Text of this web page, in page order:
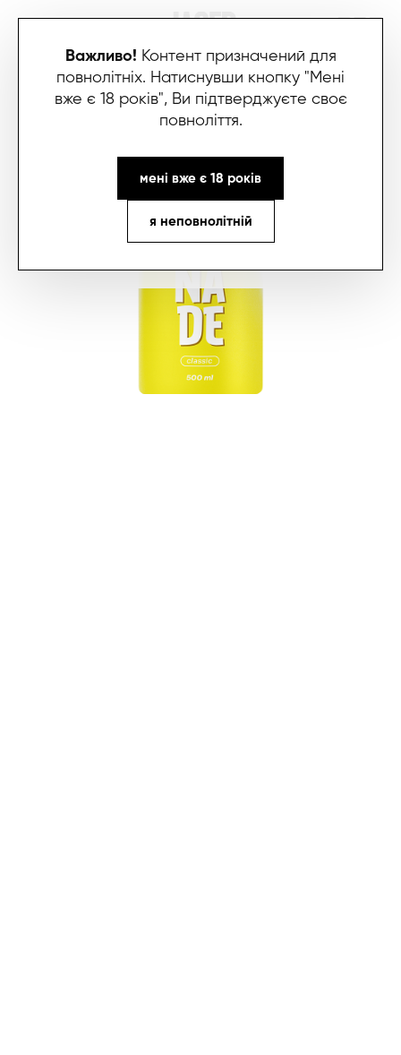
Важливо! Контент призначений для
повнолітніх. Натиснувши кнопку "Мені
вже є 18 років", Ви підтверджуєте своє
повноліття.
мені вже є 18 років
я неповнолітній